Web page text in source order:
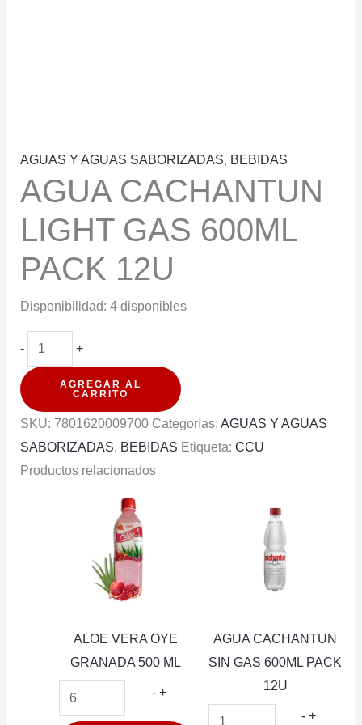
AGUAS Y AGUAS SABORIZADAS, BEBIDAS
AGUA CACHANTUN
LIGHT GAS 600ML
PACK 12U
Disponibilidad: 4 disponibles
-
AGUA
CACHANTUN
LIGHT
GAS
+
AGREGAR AL
CARRITO
SKU: 7801620009700 Categorías: AGUAS Y AGUAS
SABORIZADAS, BEBIDAS Etiqueta: CCU
Productos relacionados
ALOE VERA OYE
GRANADA 500 ML
- ALOE
+
AGUA CACHANTUN
SIN GAS 600ML PACK
12U
- AGUA
+